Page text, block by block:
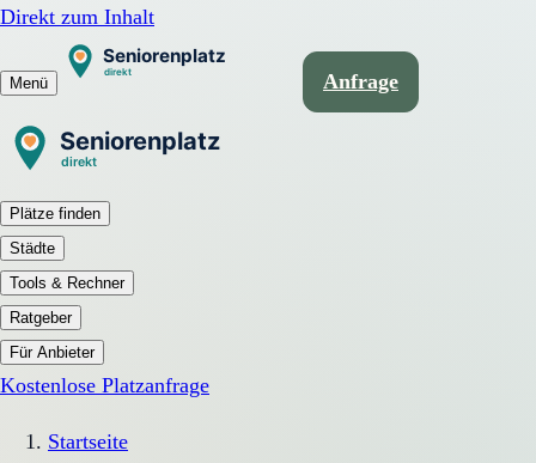
Direkt zum Inhalt
Menü Anfrage
Plätze finden
Städte
Tools & Rechner
Ratgeber
Für Anbieter
Kostenlose Platzanfrage
Startseite